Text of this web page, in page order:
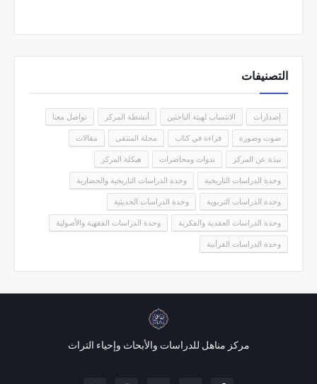
التصنيفات
إصدارات الانتساب لهيئة الباحثين أنشطة المركز
تواصل معنا
صوت وصورة
قراءة في كتاب مجلة المنتقى
مقالات
نبذة عن المركز
ندوات ومحاضرات
هيكلة المركز
وحدة الدراسات التاريخية
وحدة الدراسات التاريخية والحضارية
وحدة الدراسات التربوية
وحدة الدراسات الحديثية
وحدة الدراسات العقدية والفكرية
وحدة الدراسات الفقهية والأصولية
وحدة الدراسات القرآنية
مركز مناهل للدراسات والأبحاث وإحياء التراث